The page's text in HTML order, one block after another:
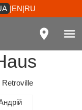
|EN|RU